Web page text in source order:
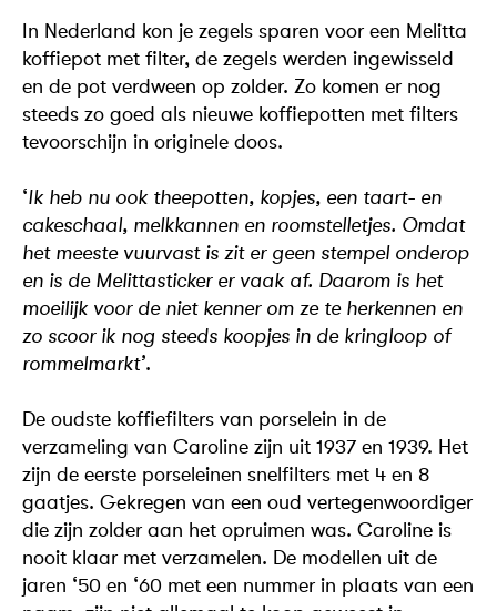
In Nederland kon je zegels sparen voor een Melitta
koffiepot met filter, de zegels werden ingewisseld
en de pot verdween op zolder. Zo komen er nog
steeds zo goed als nieuwe koffiepotten met filters
tevoorschijn in originele doos.
‘Ik heb nu ook theepotten, kopjes, een taart- en
cakeschaal, melkkannen en roomstelletjes. Omdat
het meeste vuurvast is zit er geen stempel onderop
en is de Melittasticker er vaak af. Daarom is het
moeilijk voor de niet kenner om ze te herkennen en
zo scoor ik nog steeds koopjes in de kringloop of
rommelmarkt’.
De oudste koffiefilters van porselein in de
verzameling van Caroline zijn uit 1937 en 1939. Het
zijn de eerste porseleinen snelfilters met 4 en 8
gaatjes. Gekregen van een oud vertegenwoordiger
die zijn zolder aan het opruimen was. Caroline is
nooit klaar met verzamelen. De modellen uit de
jaren ‘50 en ‘60 met een nummer in plaats van een